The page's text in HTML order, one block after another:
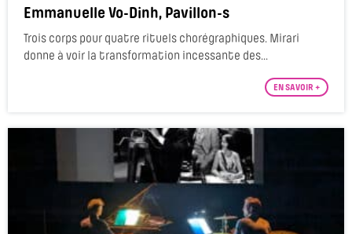
Emmanuelle Vo-Dinh, Pavillon-s
Trois corps pour quatre rituels chorégraphiques. Mirari
donne à voir la transformation incessante des...
EN SAVOIR +